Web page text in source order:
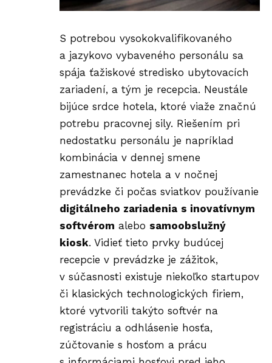
S potrebou vysokokvalifikovaného
a jazykovo vybaveného personálu sa
spája ťažiskové stredisko ubytovacích
zariadení, a tým je recepcia. Neustále
bijúce srdce hotela, ktoré viaže značnú
potrebu pracovnej sily. Riešením pri
nedostatku personálu je napríklad
kombinácia v dennej smene
zamestnanec hotela a v nočnej
prevádzke či počas sviatkov používanie
digitálneho zariadenia s inovatívnym
softvérom alebo samoobslužný
kiosk. Vidieť tieto prvky budúcej
recepcie v prevádzke je zážitok,
v súčasnosti existuje niekoľko startupov
či klasických technologických firiem,
ktoré vytvorili takýto softvér na
registráciu a odhlásenie hosťa,
zúčtovanie s hosťom a prácu